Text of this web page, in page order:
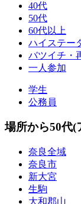
40代
50代
60代以上
ハイステー
バツイチ・
一人参加
学生
公務員
場所から50代(
奈良全域
奈良市
新大宮
生駒
大和郡山